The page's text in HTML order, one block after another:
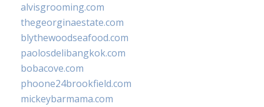
alvisgrooming.com
thegeorginaestate.com
blythewoodseafood.com
paolosdelibangkok.com
bobacove.com
phoone24brookfield.com
mickeybarmama.com